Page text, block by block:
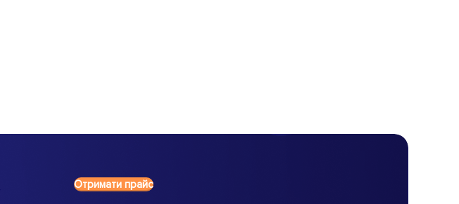
Отримати прайс